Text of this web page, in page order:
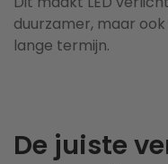
duurzamer, maar
lange termijn.
De juiste